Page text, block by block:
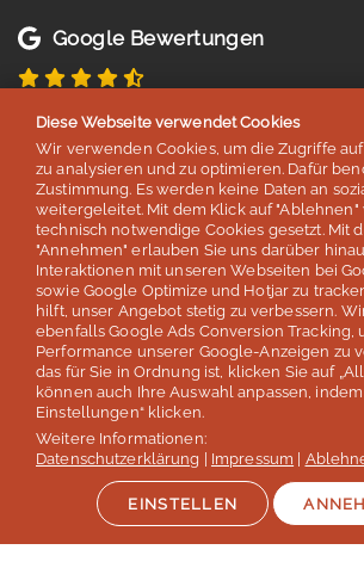
Google Bewertungen
4,8 von 5 Sternen
basierend auf 254 Bewertungen
Stand: Juli 2026
Top 5
der deutschen
laut Studie „Berufliche Weiterbildung
derSüddeutschen Zeitung
Mehr erfahren
Auszeichnungen &
Diese Webseite verwendet Cookies
Wir verwenden Cookies, um die Zugriffe
zu analysieren und zu optimieren. Dafür
Zustimmung. Es werden keine Daten an
weitergeleitet. Mit dem Klick auf
technisch notwendige Cookies gesetzt. Mit
"Annehmen" erlauben Sie uns darüber
Interaktionen mit unseren Webseiten bei
sowie Google Optimize und Hotjar zu
hilft, unser Angebot stetig zu verbessern.
ebenfalls Google Ads Conversion Tracking,
Performance unserer Google-Anzeigen zu
das für Sie in Ordnung ist, klicken Sie auf
können auch Ihre Auswahl anpassen,
Einstellungen“ klicken.
Weitere Informationen:
Datenschutzerklärung
Impressum
EINSTELLEN